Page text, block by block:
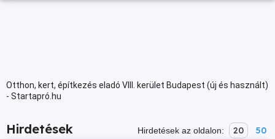
Otthon, kert, építkezés eladó VIII. kerület Budapest (új és használt)
- Startapró.hu
Hirdetések Hirdetések az oldalon: 20 50